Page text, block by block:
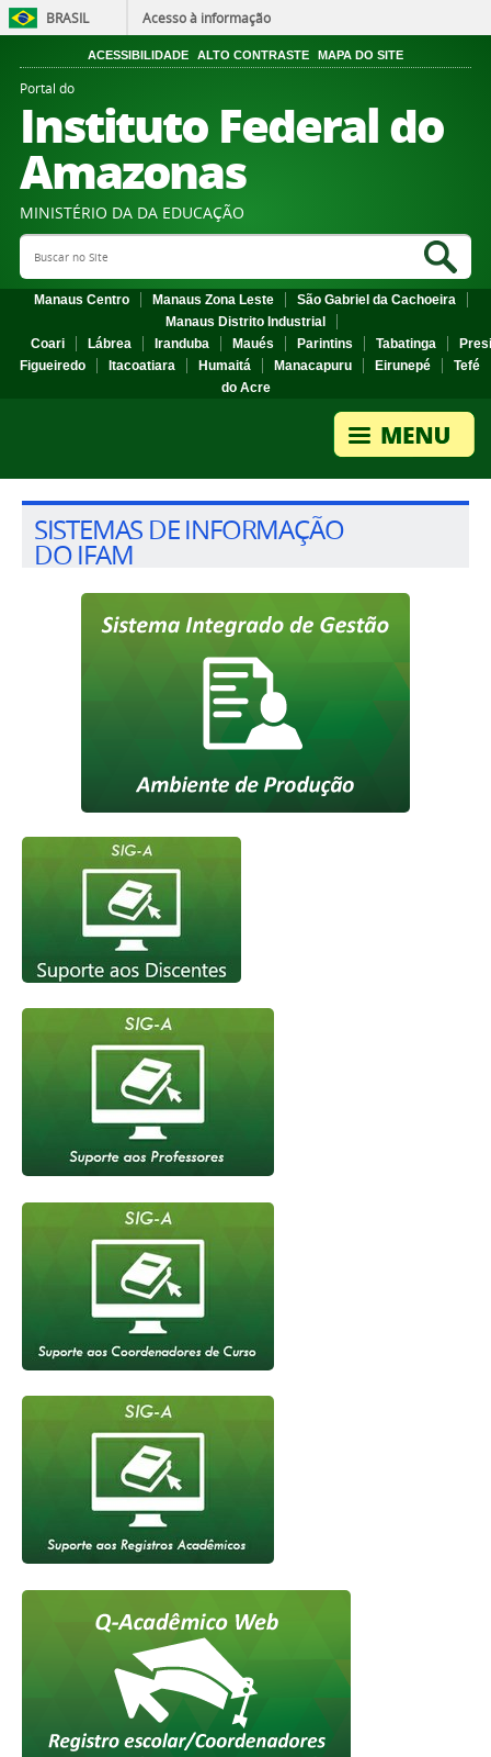
BRASIL Acesso à informação
ACESSIBILIDADE ALTO CONTRASTE MAPA DO SITE
Portal do
Instituto Federal do
Amazonas
MINISTÉRIO DA DA EDUCAÇÃO
Search Site
Manaus Centro Manaus Zona Leste
São Gabriel da Cachoeira
Manaus Distrito Industrial
Coari
Lábrea Iranduba Maués Parintins Tabatinga
Figueiredo
Itacoatiara Humaitá Manacapuru Eirunepé
Tefé
do Acre
SISTEMAS DE INFORMAÇÃO
DO IFAM